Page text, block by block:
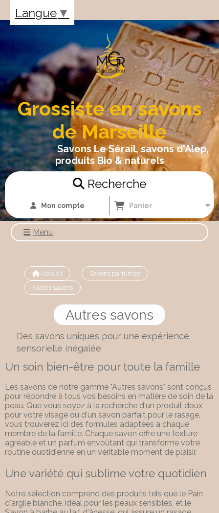
Grossiste en savons
de Marseille
Savons Le Sérail, savons d'Alep,
produits Bio & naturels
Recherche
Mon compte Panier
Menu
Accueil
Savons parfumés
Autres savons
Autres savons
Des savons uniques pour une expérience
sensorielle inégalée
Un soin bien-être pour toute la famille
Les savons de notre gamme "Autres savons" sont conçus
pour répondre à tous vos besoins en matière de soin de la
peau. Que vous soyez à la recherche d'un produit doux
pour votre visage ou d'un savon parfait pour le rasage,
vous trouverez ici des formules adaptées à chaque
membre de la famille. Chaque savon offre une texture
agréable et un parfum envoûtant qui transforme votre
routine quotidienne en un véritable moment de plaisir.
Une variété qui sublime votre quotidien
Notre sélection comprend des produits tels que le Pain
d'argile blanche, idéal pour les peaux sensibles, et le
Langue ▼